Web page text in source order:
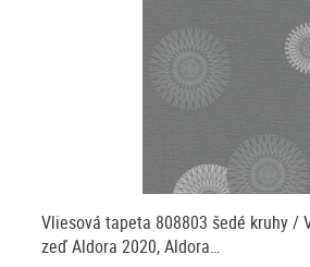
Vliesová tapeta 808803 šedé kruhy /
zeď Aldora 2020, Aldora…